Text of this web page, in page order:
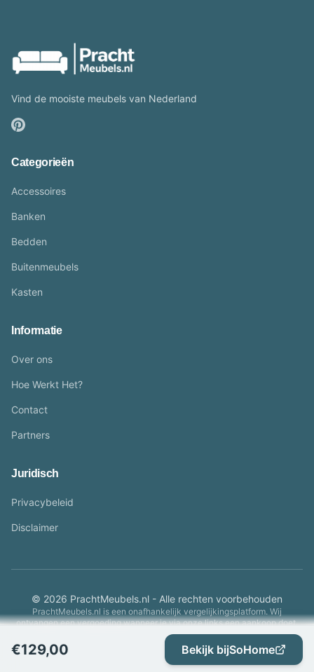
€129,00 Bekijk bijSoHome
Vind de mooiste meubels van Nederland
Categorieën
Accessoires
Banken
Bedden
Buitenmeubels
Kasten
Informatie
Over ons
Hoe Werkt Het?
Contact
Partners
Juridisch
Privacybeleid
Disclaimer
© 2026 PrachtMeubels.nl - Alle rechten voorbehouden
PrachtMeubels.nl is een onafhankelijk vergelijkingsplatform. Wij
ontvangen een vergoeding wanneer je via onze links een aankoop doet.